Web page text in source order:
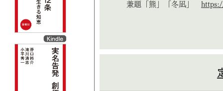
兼題「熊」「冬凪」